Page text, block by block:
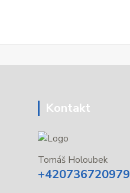
Kontakt
Tomáš Holoubek
+420736720979